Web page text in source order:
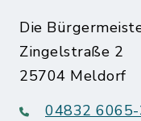
Die
Zingelstraße 2
25704 Meldorf
04832